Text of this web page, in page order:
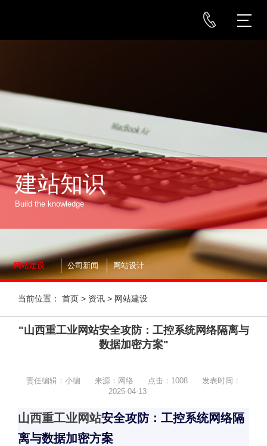
建站知识
Build the knowledge
网站建设 公司新闻 网站设计
当前位置： 首页 > 资讯 > 网站建设
"山西重工业网站安全攻防：工控系统网络隔离与
数据加密方案"
责任编辑：小编 来源：网络 点击： 1008
发表时间：
2025-04-13
山西重工业网站安全攻防：工控系统网络隔
离与数据加密方案